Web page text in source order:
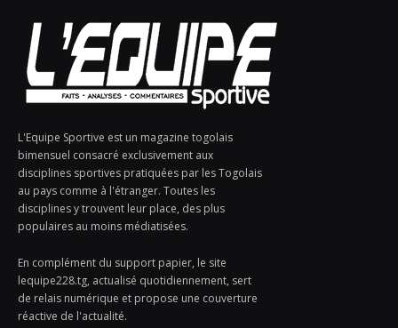
L'Equipe Sportive est un magazine togolais
bimensuel consacré exclusivement aux
disciplines sportives pratiquées par les Togolais
au pays comme à l'étranger. Toutes les
disciplines y trouvent leur place, des plus
populaires au moins médiatisées.
En complément du support papier, le site
lequipe228.tg, actualisé quotidiennement, sert
de relais numérique et propose une couverture
réactive de l'actualité.